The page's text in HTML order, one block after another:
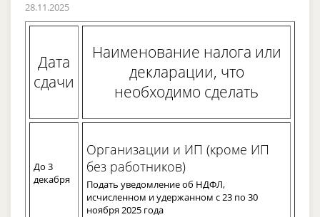
28.11.2025
Дата
сдачи
Наименование налога или
декларации, что
необходимо сделать
До 3
декабря
Организации и ИП (кроме ИП
без работников)
Подать уведомление об НДФЛ,
исчисленном и удержанном с 23 по 30
ноября 2025 года